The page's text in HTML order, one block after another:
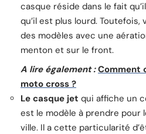
casque réside dans le fait
qu’il est plus lourd.
des modèles avec une
menton et sur le front.
A lire également : Comment
moto cross ?
Le casque jet qui affiche un
est le modèle à prendre pour
ville. Il a cette particularité